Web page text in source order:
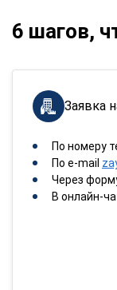
6 шагов,
Заявка
По номеру
По e-mail
Через
В онлайн-